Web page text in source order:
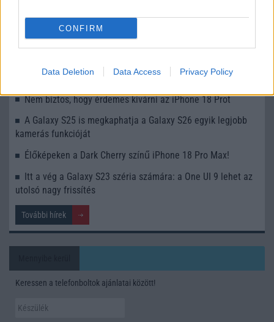
CONFIRM
Data Deletion Data Access Privacy Policy
Az Android rejtett automatizmusai: hat funkció, amely
észrevétlenül könnyíti meg a mindennapokat
Ez a rejtett Samsung funkció teljesen megváltoztatja a
mobilhasználatot – sokan mégsem tudnak róla
Nem biztos, hogy érdemes kivárni az iPhone 18 Prot
A Galaxy S25 is megkaphatja a Galaxy S26 egyik legjobb
kamerás funkcióját
Élőképeken a Dark Cherry színű iPhone 18 Pro Max!
Itt a vég a Galaxy S23 széria számára: a One UI 9 lehet az
utolsó nagy frissítés
További hírek
Keressen a telefonboltok ajánlatai között!